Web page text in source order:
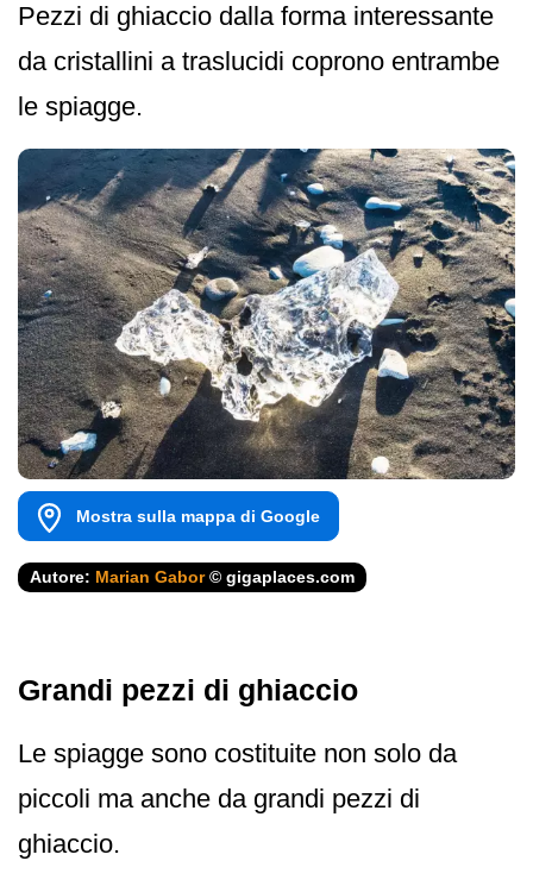
Pezzi di ghiaccio dalla forma interessante
da cristallini a traslucidi coprono entrambe
le spiagge.
Mostra sulla mappa di Google
Autore: Marian Gabor© gigaplaces.com
Grandi pezzi di ghiaccio
Le spiagge sono costituite non solo da
piccoli ma anche da grandi pezzi di
ghiaccio.